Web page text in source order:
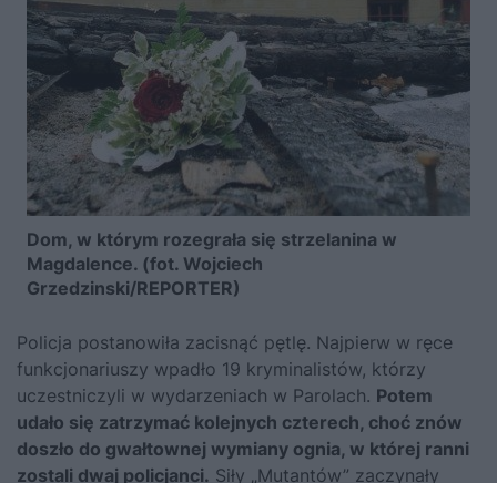
Dom, w którym rozegrała się strzelanina w
Magdalence. (fot. Wojciech
Grzedzinski/REPORTER)
Policja postanowiła zacisnąć pętlę. Najpierw w ręce
funkcjonariuszy wpadło 19 kryminalistów, którzy
uczestniczyli w wydarzeniach w Parolach. Potem
udało się zatrzymać kolejnych czterech, choć znów
doszło do gwałtownej wymiany ognia, w której ranni
zostali dwaj policjanci. Siły „Mutantów” zaczynały